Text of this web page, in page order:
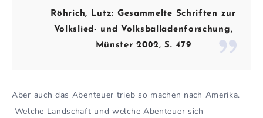
Röhrich, Lutz: Gesammelte Schriften zur
Volkslied- und Volksballadenforschung,
Münster 2002, S. 479
Aber auch das Abenteuer trieb so machen nach Amerika.
Welche Landschaft und welche Abenteuer sich